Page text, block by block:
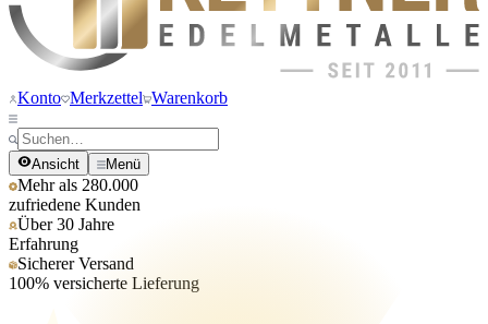
Konto Merkzettel Warenkorb
Ansicht Menü
Mehr als 280.000
zufriedene Kunden
Über 30 Jahre
Erfahrung
Sicherer Versand
100% versicherte Lieferung